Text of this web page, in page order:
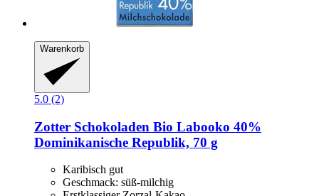
Warenkorb
5.0 (2)
Zotter Schokoladen Bio Labooko 40%
Dominikanische Republik, 70 g
Karibisch gut
Geschmack: süß-milchig